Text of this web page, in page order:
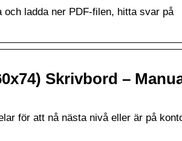
ladda ner PDF-filen, hitta svar på
Skrivbord –
för att nå nästa nivå eller är på